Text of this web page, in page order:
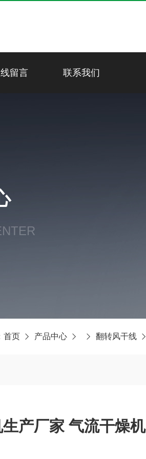
留言 联系我们
首页 产品中心 翻转风干线
产厂家 气流干燥机